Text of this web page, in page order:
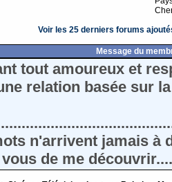
Voir les 25 derniers forums
Message du
tout amoureux et
relation basée sur
n'arrivent jamais à
de me